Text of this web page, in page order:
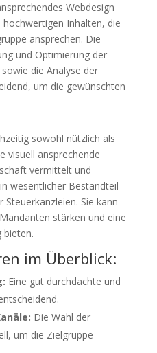
Webdesign
Inhalten, die
ansprechen. Die
und Optimierung der
die Analyse der
um die gewünschten
sowohl nützlich als
visuell ansprechende
vermittelt und
wesentlicher Bestandteil
Sie kann
stärken und eine
bieten.
im Überblick:
Eine gut durchdachte und
Die Wahl der
um die Zielgruppe